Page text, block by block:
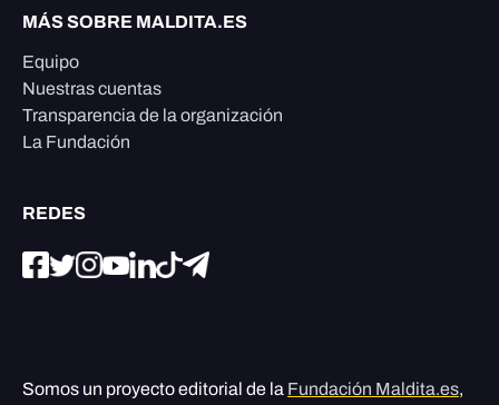
MÁS SOBRE MALDITA.ES
Equipo
Nuestras cuentas
Transparencia de la organización
La Fundación
REDES
Somos un proyecto editorial de la Fundación Maldita.es,